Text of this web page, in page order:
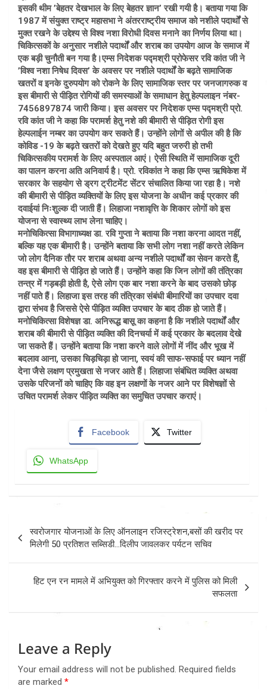
इसकी थीम ’बेहतर देखभाल के लिए बेहतर ज्ञान’ रखी गयी है। बताया गया कि
1987 में संयुक्त राष्ट्र महासभा ने अंतरराष्ट्रीय समाज को नशीले पदार्थों से
मुक्त रखने के उद्देश्य से विश्व नशा विरोधी दिवस मनाने का निर्णय लिया था।
चिकित्सकों के अनुसार नशीले पदार्थों और शराब का उपयोग आज के समाज में
एक बड़ी चुनौती बन गया है।एम्स निदेशक पद्मश्री प्रोफेसर रवि कांत जी ने
’विश्व नशा निषेध दिवस’ के अवसर पर नशीले पदार्थों के बढ़ते सामाजिक
खतरों व इनके दुरुपयोग को रोकने के लिए सामाजिक स्तर पर जनजागरुक व
इस बीमारी से पीड़ित रोगियों की समस्याओं के समाधान हेतु हेल्पलाइन नंबर-
7456897874 जारी किया। इस अवसर पर निदेशक एम्स पद्मश्री प्रो.
रवि कांत जी ने कहा कि परामर्श हेतु नशे की बीमारी से पीड़ित रोगी इस
हेल्पलाईन नम्बर का उपयोग कर सकते हैं। उन्होंने लोगों से अपील की है कि
कोविड -19 के बढ़ते खतरों को देखते हुए यदि बहुत जरुरी हो तभी
चिकित्सकीय परामर्श के लिए अस्पताल आएं। ऐसी स्थिति में सामाजिक दूरी
का पालन करना अति अनिवार्य है। प्रो. रविकांत ने कहा कि एम्स ऋषिकेश में
सरकार के सहयोग से ड्रग ट्रीटमेंट सेंटर संचालित किया जा रहा है। नशे
की बीमारी से पीड़ित व्यक्तियों के लिए इस योजना के अधीन कई प्रकार की
दवाईयां निःशुल्क दी जाती हैं। लिहाजा नशावृत्ति के शिकार लोगों को इस
योजना से स्वास्थ्य लाभ लेना चाहिए।
मनोचिकित्सा विभागाध्यक्ष डा. रवि गुप्ता ने बताया कि नशा करना आदत नहीं,
बल्कि यह एक बीमारी है। उन्होंने बताया कि सभी लोग नशा नहीं करते लेकिन
जो लोग दैनिक तौर पर शराब अथवा अन्य नशीले पदार्थों का सेवन करते हैं,
वह इस बीमारी से पीड़ित हो जाते हैं। उन्होंने कहा कि जिन लोगों की तंत्रिका
तन्त्र में गड़बड़ी होती है, ऐसे लोग एक बार नशा करने के बाद उसको छोड़
नहीं पाते हैं। लिहाजा इस तरह की तंत्रिका संबंधी बीमारियों का उपचार दवा
द्वारा संभव है जिससे ऐसे पीड़ित व्यक्ति उपचार के बाद ठीक हो जाते हैं।
मनोचिकित्सा विशेषज्ञ डा. अनिरूद्ध बासू का कहना है कि नशीले पदार्थों और
शराब की बीमारी से पीड़ित व्यक्ति की दिनचर्या में कई प्रकार के बदलाव देखे
जा सकते हैं। उन्होंने बताया कि नशा करने वाले लोगों में नींद और भूख में
बदलाव आना, उसका चिड़चिड़ा हो जाना, स्वयं की साफ-सफाई पर ध्यान नहीं
देना जैसे लक्षण प्रमुखता से नजर आते हैं। लिहाजा संबंधित व्यक्ति अथवा
उसके परिजनों को चाहिए कि वह इन लक्षणों के नजर आने पर विशेषज्ञों से
उचित परामर्श लेकर पीड़ित व्यक्ति का समुचित उपचार कराएं।
Facebook Twitter
WhatsApp
navigation
स्वरोजगार योजनाओं के लिए ऑनलाइन रजिस्ट्रेशन,बसों की खरीद पर
मिलेगी 50 प्रतिशत सब्सिडी…दिलीप जावलकर पर्यटन सचिव
हिट एन रन मामले में अभियुक्त को गिरफ्तार करने में पुलिस को मिली
सफलता
Leave a Reply
Your email address will not be published. Required fields
are marked *